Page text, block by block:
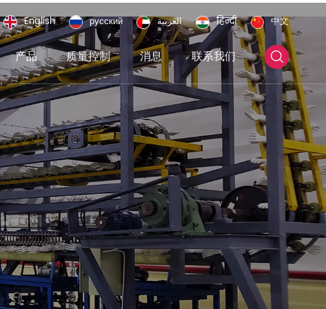
English русский العربية हिन्दी 中文
产品 质量控制 消息 联系我们